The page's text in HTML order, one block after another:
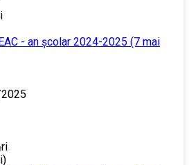
- an școlar 2024-2025 (7 mai